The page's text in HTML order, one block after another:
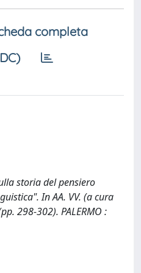
completa
storia del pensiero
In AA. VV. (a cura
298-302). PALERMO :